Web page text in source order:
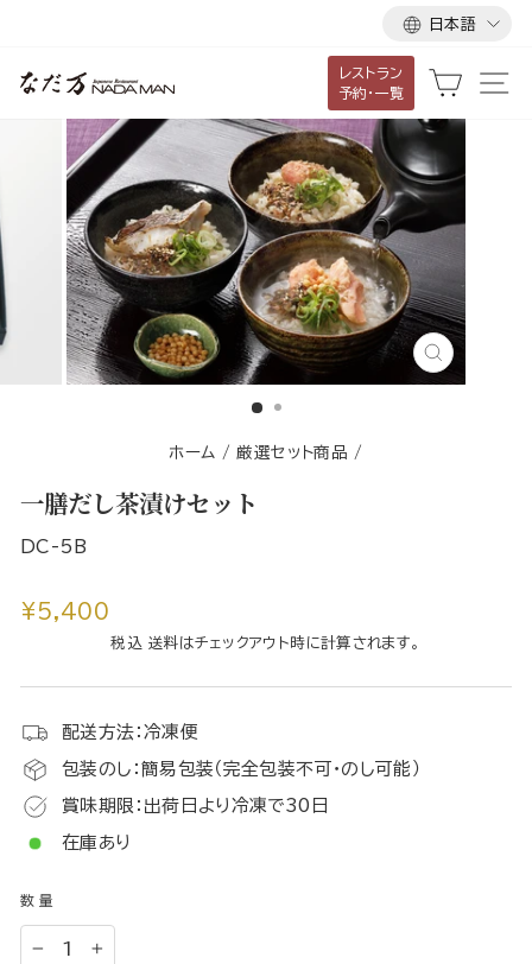
ン
テ
ン
ツ
に
言
語
日本語
レストラン
予約・一覧
カート
閉
ホーム / 厳選セット商品 /
一膳だし茶漬けセット
DC-5B
通
¥5,400
税込 送料はチェックアウト時に計算されます。
配送方法：冷凍便
包装のし：簡易包装（完全包装不可・のし可能）
賞味期限：出荷日より冷凍で30日
在庫あり
数量